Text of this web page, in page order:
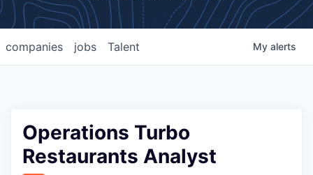
jobs
companies Talent My alerts
Operations Turbo
Restaurants Analyst